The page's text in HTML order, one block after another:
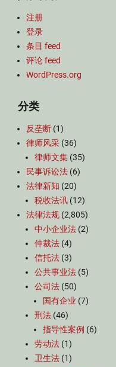
注册
登录
条目 feed
评论 feed
WordPress.org
分类
反垄断 (1)
律师风采 (36)
律师文集 (35)
民事诉讼法 (6)
法律新知 (20)
税收法讯 (12)
法律法规 (2,805)
中小企业法 (2)
仲裁法 (4)
信托法 (3)
公共事业法 (5)
公司法 (50)
国有企业 (7)
刑法 (46)
指导性案例 (6)
劳动法 (1)
卫生法 (1)